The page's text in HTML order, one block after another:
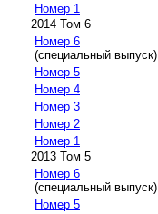
Номер 1
2014 Том 6
Номер 6
(специальный выпуск)
Номер 5
Номер 4
Номер 3
Номер 2
Номер 1
2013 Том 5
Номер 6
(специальный выпуск)
Номер 5